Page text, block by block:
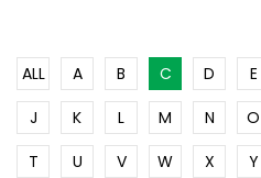
ALL A B C D E
J
K L M N O
T
U V W X Y